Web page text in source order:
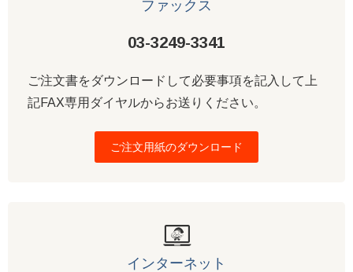
ファックス
03-3249-3341
ご注文書をダウンロードして必要事項を記入して上
記FAX専用ダイヤルからお送りください。
ご注文用紙のダウンロード
インターネット